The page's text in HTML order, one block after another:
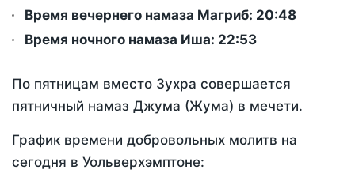
Время вечернего намаза Магриб: 20:48
Время ночного намаза Иша: 22:53
По пятницам вместо Зухра совершается
пятничный намаз Джума (Жума) в мечети.
График времени добровольных молитв на
сегодня в Уольверхэмптоне: